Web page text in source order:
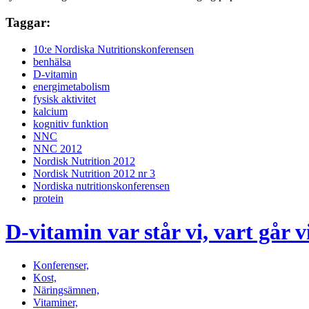
Taggar:
10:e Nordiska Nutritionskonferensen
benhälsa
D-vitamin
energimetabolism
fysisk aktivitet
kalcium
kognitiv funktion
NNC
NNC 2012
Nordisk Nutrition 2012
Nordisk Nutrition 2012 nr 3
Nordiska nutritionskonferensen
protein
D-vitamin var står vi, vart går
Konferenser,
Kost,
Näringsämnen,
Vitaminer,